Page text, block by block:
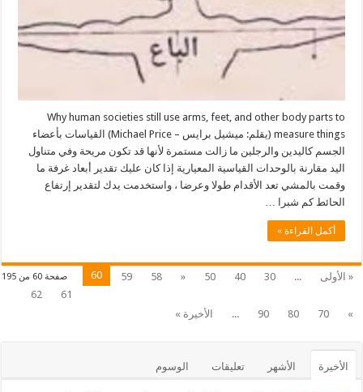
Why human societies still use arms, feet, and other body parts to
measure things (يقلم: ميشيل برايس – Michael Price) القياسات بأعضاء
الجسم كاليدين والرجلين ما زالت مستمرة لأنها قد تكون مريحة وفي متناول
اليد مقارنة بالوحدات القياسية المعيارية إذا كان عليك تقدير أبعاد غرفة ما
وقمت بالمشي تعد الأقدام طولا وعرضا ، واستخدمت يدك لتقدير إرتفاع
الحائط كم شبرا …
أكمل القراءة »
صفحة 60 من 195 « الأولى ...
30
40
50
«
58
59
60
61
62
»
70
80
90
... الأخيرة »
الأخيرة الأشهر تعليقات الوسوم